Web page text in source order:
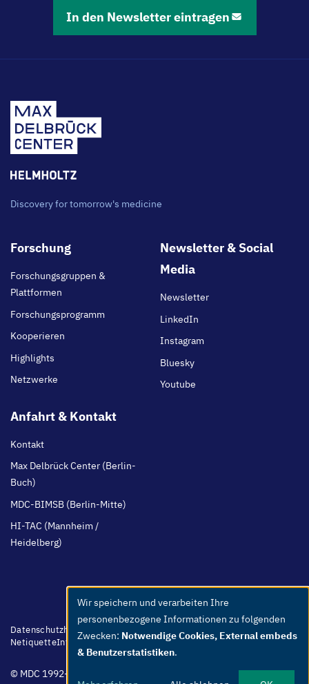
In den Newsletter eintragen
Discovery for tomorrow's medicine
Footer
Forschung
Forschungsgruppen &
Plattformen
Forschungsprogramm
Kooperieren
Highlights
Netzwerke
Newsletter & Social
Media
Newsletter
LinkedIn
Instagram
Bluesky
Youtube
Anfahrt & Kontakt
Kontakt
Max Delbrück Center (Berlin-
Buch)
MDC-BIMSB (Berlin-Mitte)
HI-TAC (Mannheim /
Heidelberg)
Footer
menu
Datenschutzhinweis BarrierefreiheitLeichte Sprache
Whistleblower
NetiquetteInternImpressum
© MDC 1992-2026
Use
of
personal
data
Wir speichern und verarbeiten Ihre
personenbezogene Informationen zu folgenden
Zwecken: Notwendige Cookies, External embeds
& Benutzerstatistiken.